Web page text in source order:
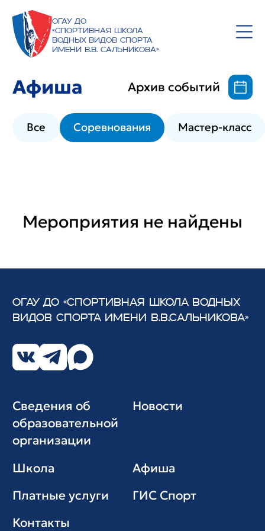
ОГАУ ДО
«Спортивная школа
водных видов спорта
имени В.В. Сальникова»
Афиша Архив событий
Все Соревнования Мастер-класс
Мероприятия не найдены
ОГАУ ДО «СПОРТИВНАЯ ШКОЛА ВОДНЫХ
ВИДОВ СПОРТА ИМЕНИ В.В.САЛЬНИКОВА»
Сведения об
образовательной
организации
Новости
Школа
Афиша
Платные услуги
ГИС Cпорт
Контакты